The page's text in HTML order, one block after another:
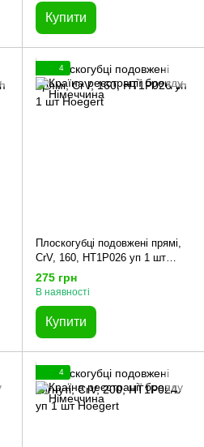
Купити
4
Плоскогубці подовжені прямі,
CrV, 160, HT1P026 уп 1 шт
Hoegert
275 грн
В наявності
Купити
4